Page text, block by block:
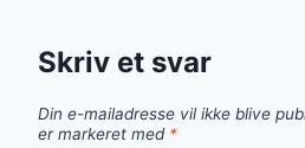
Skriv et svar
Din e-mailadresse vil ikke blive
er markeret med *